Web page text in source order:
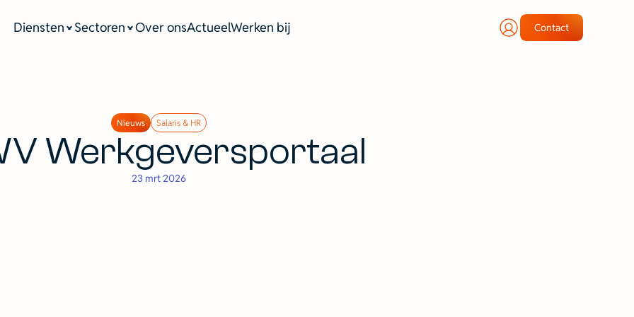
Diensten Sectoren Over onsActueelWerken bij Contact
Nieuws Salaris & HR
Werkgeversportaal
23 mrt 2026